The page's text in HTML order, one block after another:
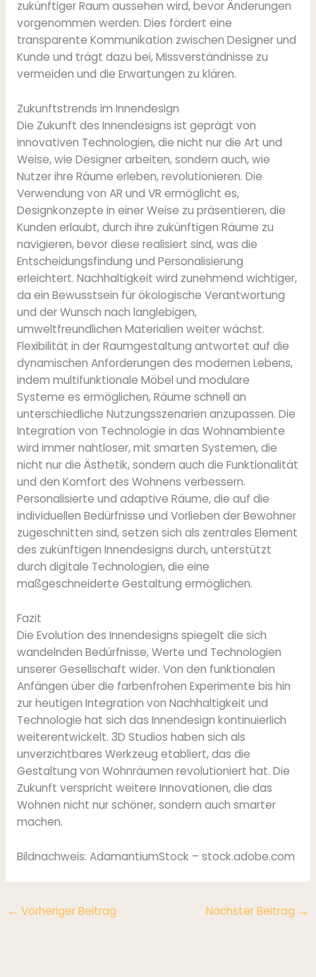
zukünftiger Raum aussehen wird, bevor Änderungen
vorgenommen werden. Dies fördert eine
transparente Kommunikation zwischen Designer und
Kunde und trägt dazu bei, Missverständnisse zu
vermeiden und die Erwartungen zu klären.
Zukunftstrends im Innendesign
Die Zukunft des Innendesigns ist geprägt von
innovativen Technologien, die nicht nur die Art und
Weise, wie Designer arbeiten, sondern auch, wie
Nutzer ihre Räume erleben, revolutionieren. Die
Verwendung von AR und VR ermöglicht es,
Designkonzepte in einer Weise zu präsentieren, die
Kunden erlaubt, durch ihre zukünftigen Räume zu
navigieren, bevor diese realisiert sind, was die
Entscheidungsfindung und Personalisierung
erleichtert. Nachhaltigkeit wird zunehmend wichtiger,
da ein Bewusstsein für ökologische Verantwortung
und der Wunsch nach langlebigen,
umweltfreundlichen Materialien weiter wächst.
Flexibilität in der Raumgestaltung antwortet auf die
dynamischen Anforderungen des modernen Lebens,
indem multifunktionale Möbel und modulare
Systeme es ermöglichen, Räume schnell an
unterschiedliche Nutzungsszenarien anzupassen. Die
Integration von Technologie in das Wohnambiente
wird immer nahtloser, mit smarten Systemen, die
nicht nur die Ästhetik, sondern auch die Funktionalität
und den Komfort des Wohnens verbessern.
Personalisierte und adaptive Räume, die auf die
individuellen Bedürfnisse und Vorlieben der Bewohner
zugeschnitten sind, setzen sich als zentrales Element
des zukünftigen Innendesigns durch, unterstützt
durch digitale Technologien, die eine
maßgeschneiderte Gestaltung ermöglichen.
Fazit
Die Evolution des Innendesigns spiegelt die sich
wandelnden Bedürfnisse, Werte und Technologien
unserer Gesellschaft wider. Von den funktionalen
Anfängen über die farbenfrohen Experimente bis hin
zur heutigen Integration von Nachhaltigkeit und
Technologie hat sich das Innendesign kontinuierlich
weiterentwickelt. 3D Studios haben sich als
unverzichtbares Werkzeug etabliert, das die
Gestaltung von Wohnräumen revolutioniert hat. Die
Zukunft verspricht weitere Innovationen, die das
Wohnen nicht nur schöner, sondern auch smarter
machen.
Bildnachweis: AdamantiumStock – stock.adobe.com
← Vorheriger Beitrag Nächster Beitrag →